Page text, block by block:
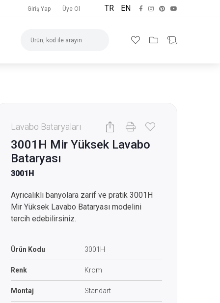
Giriş Yap Üye Ol TR EN
Lavabo Bataryaları
3001H Mir Yüksek Lavabo
Bataryası
3001H
Ayrıcalıklı banyolara zarif ve pratik 3001H
Mir Yüksek Lavabo Bataryası modelini
tercih edebilirsiniz.
Ürün Kodu 3001H
Renk Krom
Montaj Standart